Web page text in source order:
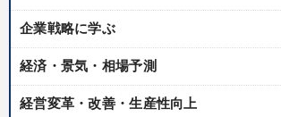
企業戦略に学ぶ
経済・景気・相場予測
経営変革・改善・生産性向上